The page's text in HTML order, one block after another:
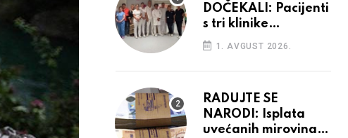
DOČEKALI: Pacijenti
s tri klinike
preseljeni u nove
prostore
1. AVGUST 2026.
RADUJTE SE
NARODI: Isplata
uvećanih mirovina